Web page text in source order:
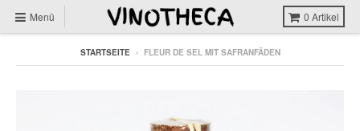
Menü 0 Artikel
STARTSEITE › FLEUR DE SEL MIT SAFRANFÄDEN